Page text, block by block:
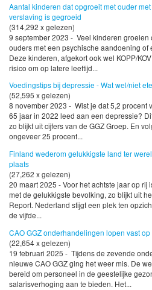
Aantal kinderen dat opgroeit met ouder
verslaving is gegroeid
(314,292 x gelezen)
9 september 2023 - Veel kinderen groeien
ouders met een psychische aandoening of
Deze kinderen, afgekort ook wel KOPP/
risico om op latere leeftijd...
Voedingstips bij depressie - Wat wel/niet
(52,595 x gelezen)
8 november 2023 - Wist je dat 5,2 procent
65 jaar in 2022 leed aan een depressie?
zo blijkt uit cijfers van de GGZ Groep. En
ongeveer 25 procent...
Finland wederom gelukkigste land ter
plaats
(27,262 x gelezen)
20 maart 2025 - Voor het achtste jaar op
met de gelukkigste bevolking, zo blijkt uit
Report. Nederland stijgt een plek ten
de vijfde...
CAO GGZ onderhandelingen lopen vast
(22,654 x gelezen)
19 februari 2025 - Tijdens de zevende
nieuwe CAO GGZ ging het weer mis. De
bereid om personeel in de geestelijke
salarisverhoging aan te bieden. Het...